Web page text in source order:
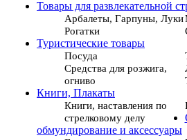
Товары для развлекательной
Арбалеты, Гарпуны, Луки
Рогатки
Туристические товары
Посуда
Средства для розжига,
огниво
Книги, Плакаты
Книги, наставления по
стрелковому делу
обмундирование и аксессуары